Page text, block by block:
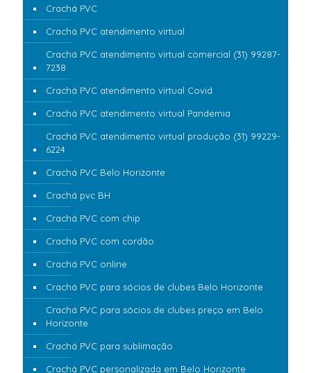
Crachá PVC
Crachá PVC atendimento virtual
Crachá PVC atendimento virtual comercial (31) 99287-
7238
Crachá PVC atendimento virtual Covid
Crachá PVC atendimento virtual Pandemia
Crachá PVC atendimento virtual produção (31) 99229-
6224
Crachá PVC Belo Horizonte
Crachá pvc BH
Crachá PVC com chip
Crachá PVC com cordão
Crachá PVC online
Crachá PVC para sócios de clubes Belo Horizonte
Crachá PVC para sócios de clubes preço em Belo
Horizonte
Crachá PVC para sublimação
Crachá PVC personalizada em Belo Horizonte